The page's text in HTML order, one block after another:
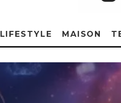
LIFESTYLE MAISON